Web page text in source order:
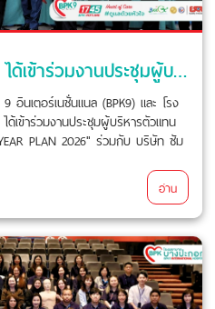
BPK9 และ PYH ได้เข้าร่วมงานประชุมผู้บริหารตัวแทนประจำปี 2569 "MID -YEAR PLAN 2026"
อินเตอร์เนชั่นแนล (BPK9) และ โรง
ด้เข้าร่วมงานประชุมผู้บริหารตัวแทน
PLAN 2026" ร่วมกับ บริษัท ซัม
รี เมื่อวันที่ 4 กรกฎาคม 2569 ที่ผ่าน
อ่าน